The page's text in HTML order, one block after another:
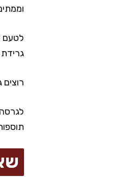
לטעם
גרידת
רוצים גרסה